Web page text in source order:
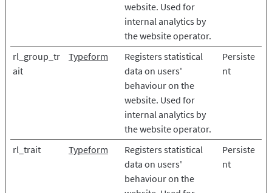
website. Used for
internal analytics by
the website operator.
rl_group_tr
ait
Typeform
Registers statistical
data on users'
behaviour on the
website. Used for
internal analytics by
the website operator.
Persiste
nt
rl_trait Typeform
Registers statistical
data on users'
behaviour on the
Persiste
nt